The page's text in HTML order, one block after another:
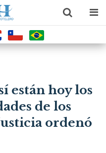
están hoy los
de los
ordenó